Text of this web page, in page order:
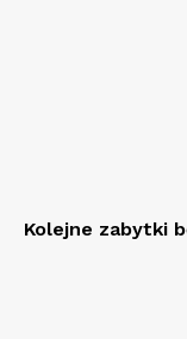
Kolejne zabytki